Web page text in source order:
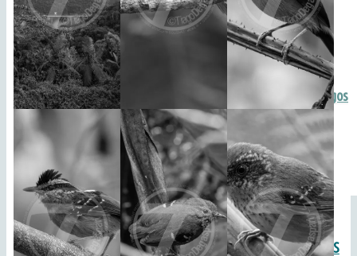
Macro
Paisagens
Pessoas & Retratos
Praia, Mar, Rios e Lagos
Religião & Crenças
Transportes
+ Outros temas…
SERVIÇOS ESPECIALIZADOS